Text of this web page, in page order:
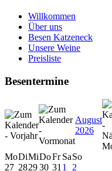
Willkommen
Über uns
Besen Katzeneck
Unsere Weine
Preisliste
Besentermine
August
2026
MoDiMiDoFr SaSo
27 282930 31 1
2